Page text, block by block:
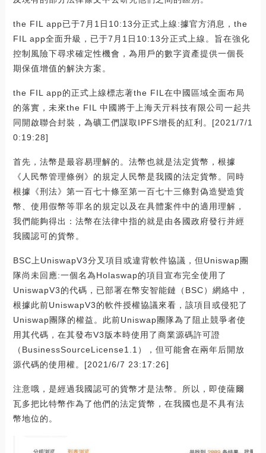
the FIL app已于7月1日10:13分正式上線:據官方消息，the
FIL app全面升級，已于7月1日10:13分正式上線。旨在強化
控制風險下尋求確定性機會，為用戶的數字資產提供一個長
期保值增值的解決方案。
the FIL app的正式上線標志著the FIL在中國區域全面布局
的落實，未來the FIL 中國將于上海天亓科技有限公司一起共
同開啟聯合封裝，為礦工們謀取IPFS增長的紅利。[2021/7/1
0:19:28]
首先，法幣是最容易理解的。法幣也就是法定貨幣，根據
《人民幣管理條例》的規定人民幣是我國的法定貨幣。同時
根據《刑法》第一百七十條至第一百七十三條對偽造變造貨
幣、使用假幣等罪名的規定以及在具體案件中的適用理解，
我們能夠得出：法幣在法律中指的就是由各國政府發行并經
我國認可的貨幣。
BSC上UniswapV3分叉項目或違背軟件協議，但Uniswap團
隊尚未回應:一個名為Holaswap的項目宣布完全使用了
UniswapV3的代碼，已部署在幣安智能鏈（BSC）網絡中，
根據此前UniswapV3的軟件授權協議來看，該項目或侵犯了
Uniswap團隊的權益。此前Uniswap團隊為了阻止競爭者使
用其代碼，在其發布V3版本時使用了商業源碼許可證
（BusinessSourceLicense1.1），但可能會在兩年后開放
源代碼的使用權。[2021/6/7 23:17:26]
注意哦，是經過我國認可的貨幣才是法幣。所以，即使薩爾
瓦多把比特幣作為了他們的法定貨幣，在我國也是不具有法
幣地位的。